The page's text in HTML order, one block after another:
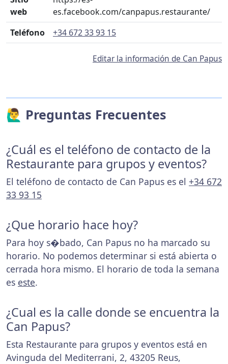
web
es.facebook.com/canpapus.restaurante/
Teléfono
+34 672 33 93 15
Editar la información de Can Papus
🙋‍♂️ Preguntas Frecuentes
¿Cuál es el teléfono de contacto de la
Restaurante para grupos y eventos?
El teléfono de contacto de Can Papus es el +34 672
33 93 15
¿Que horario hace hoy?
Para hoy s�bado, Can Papus no ha marcado su
horario. No podemos determinar si está abierta o
cerrada hora mismo. El horario de toda la semana
es este.
¿Cual es la calle donde se encuentra la
Can Papus?
Esta Restaurante para grupos y eventos está en
Avinguda del Mediterrani, 2, 43205 Reus,